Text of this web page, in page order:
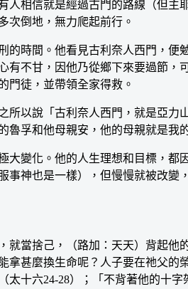
人相信就是經過古門的路線（但
次倒地，無力爬起前行。
時間。他看見古利奈人西門，便
有不甘，因他乃從鄉下來要過節
門徒，並帶領全家得救。
以說「古利奈人西門，就是亞力
孚和他母親安，他的母親就是我
變化。他的人生理想和目標，都
事神也是一樣），但慢慢就被改變
當捨己，（路加：天天）背起他
拿甚麼換生命呢？人子要在祂父
太十六24-28）；「不背著他的十